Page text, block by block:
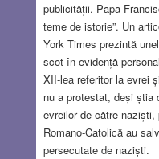
publicității. Papa
teme de istorie”. Un
York Times prezintă
scot în evidență
XII-lea referitor la evrei
nu a protestat, deși știa
evreilor de către
Romano-Catolică au
persecutate de naziști.